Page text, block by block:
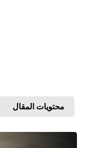
محتويات المقال